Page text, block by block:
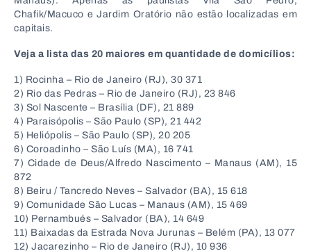
Chafik/Macuco e Jardim Oratório não estão localizadas em
capitais.
Veja a lista das 20 maiores em quantidade de domicílios:
1) Rocinha – Rio de Janeiro (RJ), 30 371
2) Rio das Pedras – Rio de Janeiro (RJ), 23 846
3) Sol Nascente – Brasília (DF), 21 889
4) Paraisópolis – São Paulo (SP), 21 442
5) Heliópolis – São Paulo (SP), 20 205
6) Coroadinho – São Luís (MA), 16 741
7) Cidade de Deus/Alfredo Nascimento – Manaus (AM), 15
872
8) Beiru / Tancredo Neves – Salvador (BA), 15 618
9) Comunidade São Lucas – Manaus (AM), 15 469
10) Pernambués – Salvador (BA), 14 649
11) Baixadas da Estrada Nova Jurunas – Belém (PA), 13 077
12) Jacarezinho – Rio de Janeiro (RJ), 10 936